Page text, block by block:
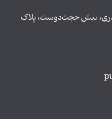
نبش حجت‌دوست، پلاک